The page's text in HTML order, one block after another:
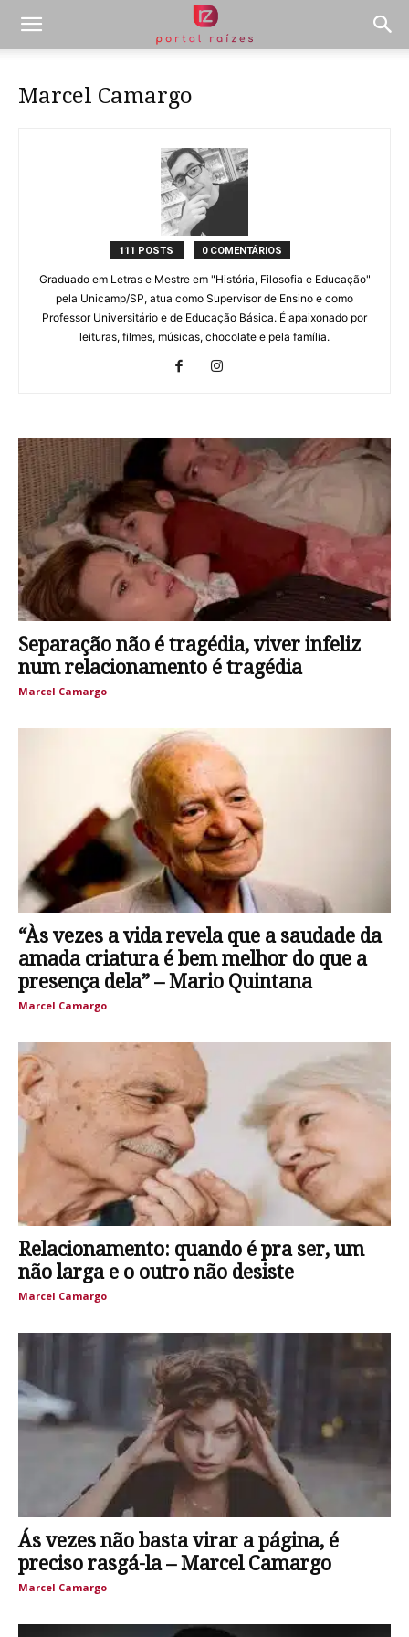
Marcel Camargo
111 POSTS 0 COMENTÁRIOS
Graduado em Letras e Mestre em "História, Filosofia e Educação"
pela Unicamp/SP, atua como Supervisor de Ensino e como
Professor Universitário e de Educação Básica. É apaixonado por
leituras, filmes, músicas, chocolate e pela família.
Separação não é tragédia, viver infeliz
num relacionamento é tragédia
Marcel Camargo
“Às vezes a vida revela que a saudade da
amada criatura é bem melhor do que a
presença dela” – Mario Quintana
Marcel Camargo
Relacionamento: quando é pra ser, um
não larga e o outro não desiste
Marcel Camargo
Ás vezes não basta virar a página, é
preciso rasgá-la – Marcel Camargo
Marcel Camargo